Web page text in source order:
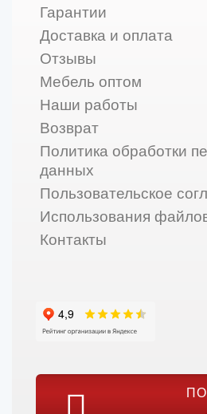
Гарантии
Доставка и оплата
Отзывы
Мебель оптом
Наши работы
Возврат
Политика обработки
данных
Пользовательское
Использования
Контакты